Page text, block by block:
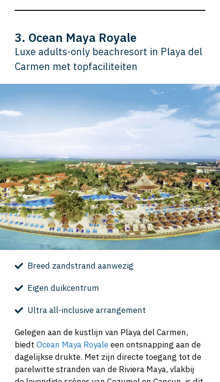
3. Ocean Maya Royale
Luxe adults-only beachresort in Playa del
Carmen met topfaciliteiten
Breed zandstrand aanwezig
Eigen duikcentrum
Ultra all-inclusive arrangement
Gelegen aan de kustlijn van Playa del Carmen,
biedt Ocean Maya Royaleeen ontsnapping aan de
dagelijkse drukte. Met zijn directe toegang tot de
parelwitte stranden van de Riviera Maya, vlakbij